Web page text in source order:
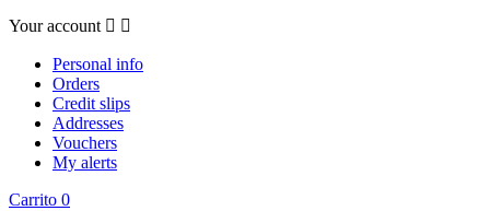
Your account  
Personal info
Orders
Credit slips
Addresses
Vouchers
My alerts
Carrito 0